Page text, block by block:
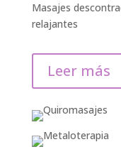
Masajes
relajantes
Leer más